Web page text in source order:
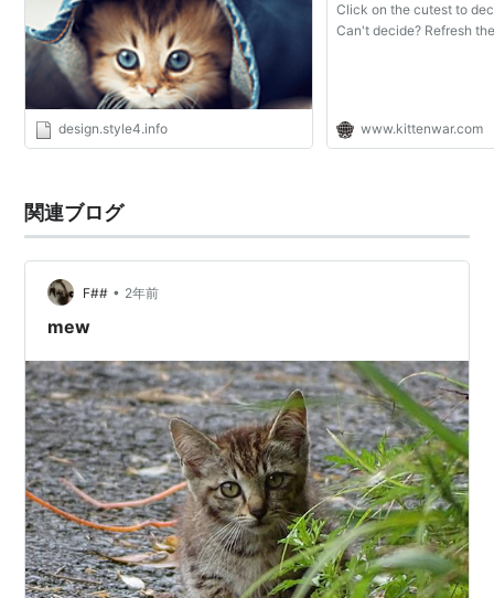
design.style4.info
Click on the cutest to
Can't decide? Refresh
www.kittenwar.com
関連ブログ
F## • 2年前
mew